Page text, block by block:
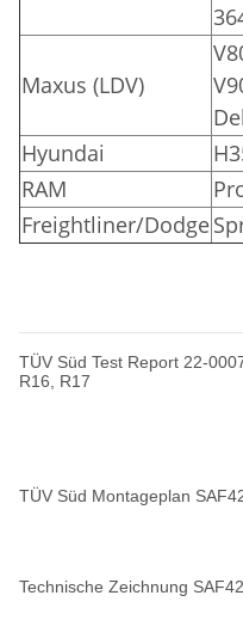
Maxus (LDV)
Hyundai
RAM
Freightliner/Dodge
TÜV Süd Test Report 22-
R16, R17
TÜV Süd Montageplan
Technische Zeichnung SAF42